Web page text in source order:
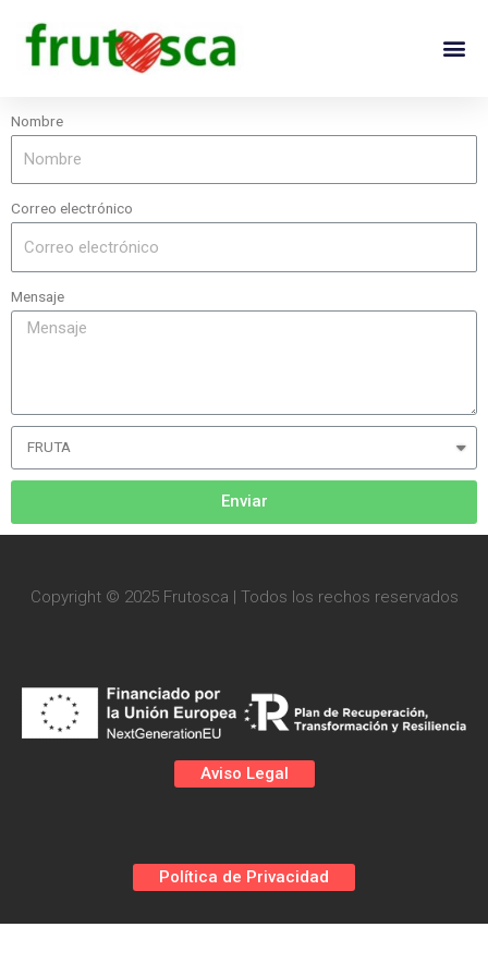
Nombre
Correo electrónico
Mensaje
Enviar
Copyright © 2025 Frutosca | Todos los rechos reservados
Aviso Legal
Política de Privacidad